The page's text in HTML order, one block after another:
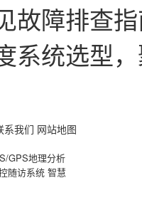
故障排查
系统选型
系我们 网站地图
GPS地理分析
随访系统 智慧